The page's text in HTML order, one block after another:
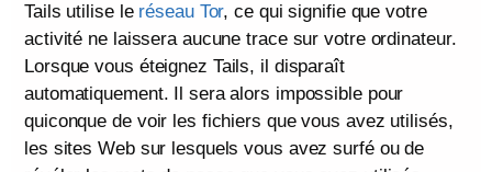
Tails utilise le réseau Tor, ce qui signifie que votre
activité ne laissera aucune trace sur votre ordinateur.
Lorsque vous éteignez Tails, il disparaît
automatiquement. Il sera alors impossible pour
quiconque de voir les fichiers que vous avez utilisés,
les sites Web sur lesquels vous avez surfé ou de